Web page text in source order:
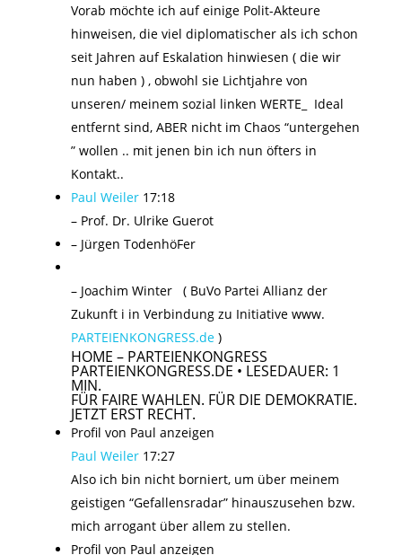
Vorab möchte ich auf einige Polit-Akteure
hinweisen, die viel diplomatischer als ich schon
seit Jahren auf Eskalation hinwiesen ( die wir
nun haben ) , obwohl sie Lichtjahre von
unseren/ meinem sozial linken WERTE_ Ideal
entfernt sind, ABER nicht im Chaos “untergehen
” wollen .. mit jenen bin ich nun öfters in
Kontakt..
Paul Weiler 17:18
– Prof. Dr. Ulrike Guerot
– Jürgen TodenhöFer
– Joachim Winter ( BuVo Partei Allianz der
Zukunft i in Verbindung zu Initiative www.
PARTEIENKONGRESS.de)
HOME – PARTEIENKONGRESS
PARTEIENKONGRESS.DE • LESEDAUER: 1
MIN.
FÜR FAIRE WAHLEN. FÜR DIE DEMOKRATIE.
JETZT ERST RECHT.
Profil von Paul anzeigen
Paul Weiler 17:27
Also ich bin nicht borniert, um über meinem
geistigen “Gefallensradar” hinauszusehen bzw.
mich arrogant über allem zu stellen.
Profil von Paul anzeigen